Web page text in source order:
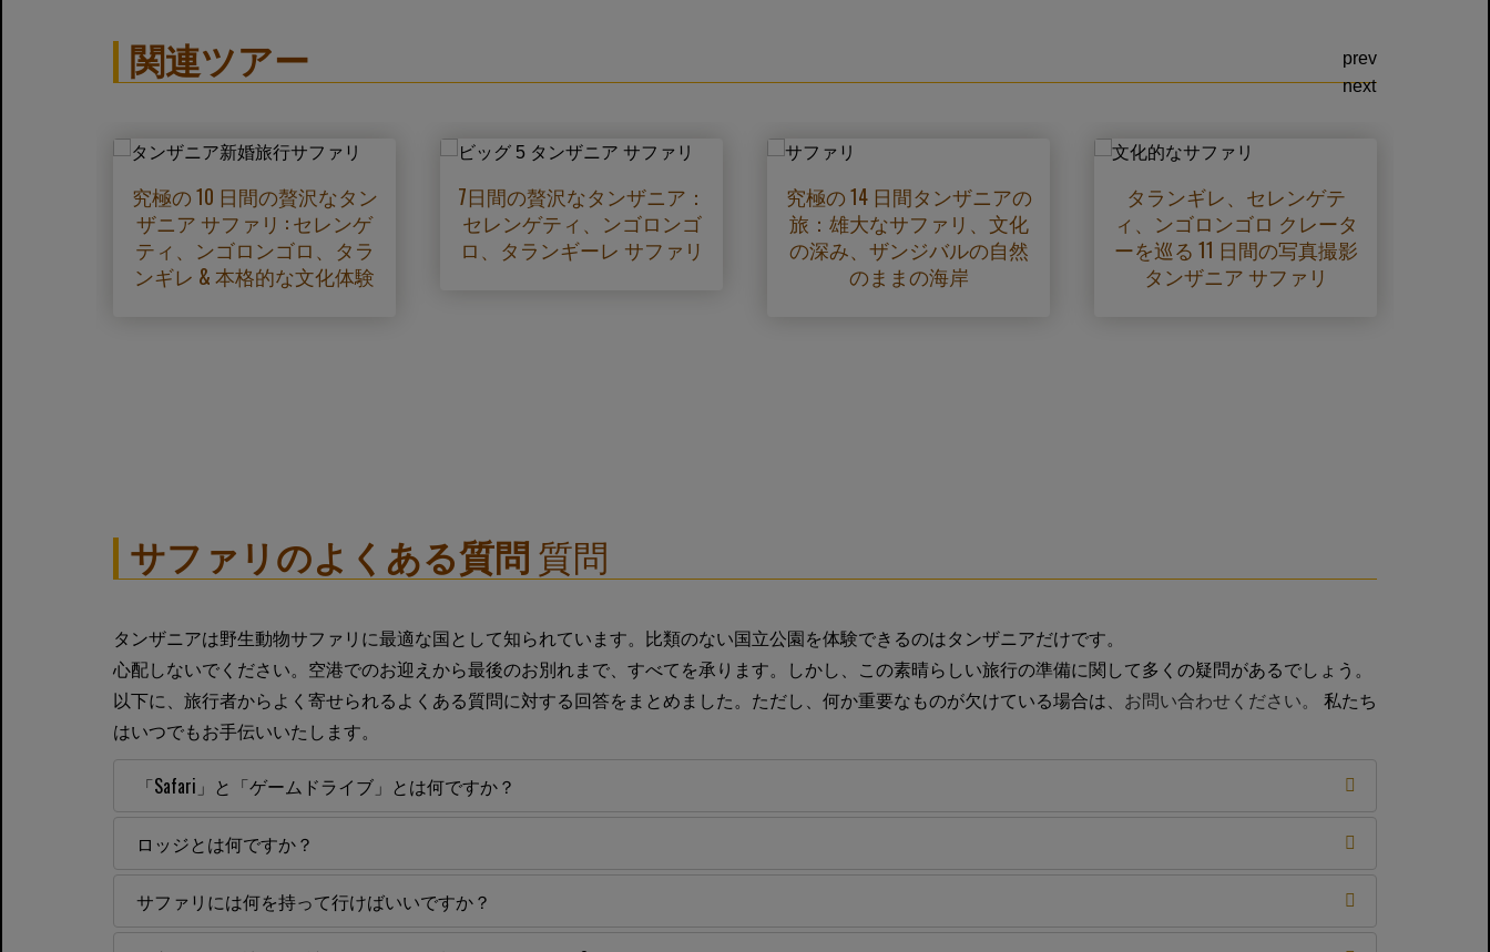
関連ツアー
究極の 10 日間の贅沢なタン
ザニア サファリ : セレンゲ
ティ、ンゴロンゴロ、タラ
ンギレ & 本格的な文化体験
7日間の贅沢なタンザニア：
セレンゲティ、ンゴロンゴ
ロ、タランギーレ サファリ
究極の 14 日間タンザニアの
旅：雄大なサファリ、文化
の深み、ザンジバルの自然
のままの海岸
タランギレ、セレンゲテ
ィ、ンゴロンゴロ クレータ
ーを巡る 11 日間の写真撮影
タンザニア サファリ
prev
next
サファリのよくある質問質問
タンザニアは野生動物サファリに最適な国として知られています。比類のない国立公園を体験できるのはタンザニアだけです。
心配しないでください。空港でのお迎えから最後のお別れまで、すべてを承ります。しかし、この素晴らしい旅行の準備に関して多くの疑問があるでしょう。
以下に、旅行者からよく寄せられるよくある質問に対する回答をまとめました。ただし、何か重要なものが欠けている場合は、
お問い合わせください。
私たち
はいつでもお手伝いいたします。
「Safari」と「ゲームドライブ」とは何ですか？
ロッジとは何ですか？
サファリには何を持って行けばいいですか？